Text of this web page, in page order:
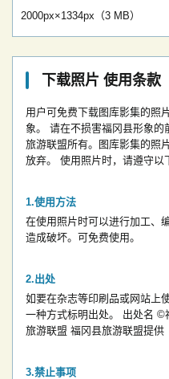
2000px×1334px（3 MB）
下载照片 使用条款
用户可免费下载图库影集的照片
象。
请在不损害福冈县形象的
旅游联盟所有。图库影集的照
放弃。
使用照片时，请遵守以
使用方法
在使用照片时可以进行加工、
造成破坏。可免费使用。
出处
如要在杂志等印刷品或网站上
一种方式标明出处。
出处名 ©
旅游联盟 福冈县旅游联盟提供
禁止事项